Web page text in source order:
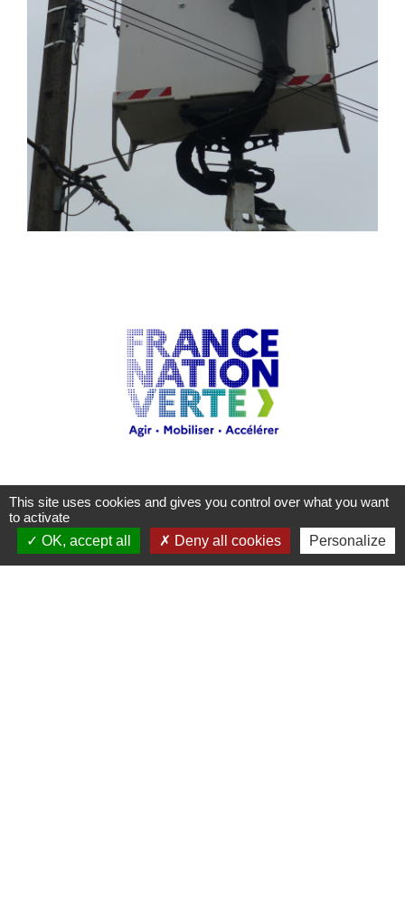
This site uses cookies and gives you control over what you want
to activate
OK, accept all
Deny all cookies Personalize